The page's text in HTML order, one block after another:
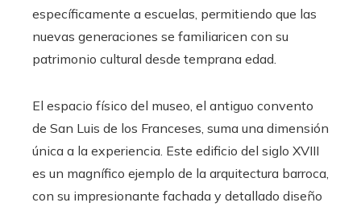
específicamente a escuelas, permitiendo que las
nuevas generaciones se familiaricen con su
patrimonio cultural desde temprana edad.
El espacio físico del museo, el antiguo convento
de San Luis de los Franceses, suma una dimensión
única a la experiencia. Este edificio del siglo XVIII
es un magnífico ejemplo de la arquitectura barroca,
con su impresionante fachada y detallado diseño